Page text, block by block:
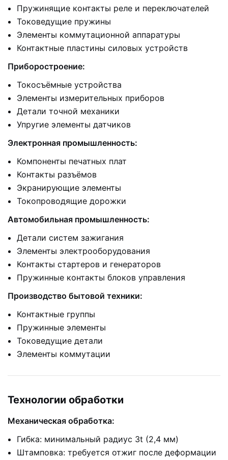
Пружинящие контакты реле и переключателей
Токоведущие пружины
Элементы коммутационной аппаратуры
Контактные пластины силовых устройств
Приборостроение:
Токосъёмные устройства
Элементы измерительных приборов
Детали точной механики
Упругие элементы датчиков
Электронная промышленность:
Компоненты печатных плат
Контакты разъёмов
Экранирующие элементы
Токопроводящие дорожки
Автомобильная промышленность:
Детали систем зажигания
Элементы электрооборудования
Контакты стартеров и генераторов
Пружинные контакты блоков управления
Производство бытовой техники:
Контактные группы
Пружинные элементы
Токоведущие детали
Элементы коммутации
Технологии обработки
Механическая обработка:
Гибка: минимальный радиус 3t (2,4 мм)
Штамповка: требуется отжиг после деформации